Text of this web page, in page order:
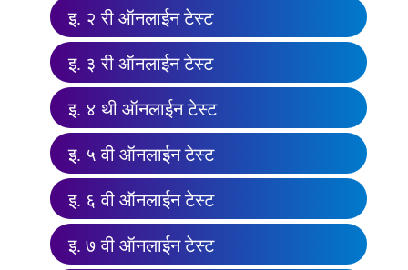
इ. २ री ऑनलाईन टेस्ट
इ. ३ री ऑनलाईन टेस्ट
इ. ४ थी ऑनलाईन टेस्ट
इ. ५ वी ऑनलाईन टेस्ट
इ. ६ वी ऑनलाईन टेस्ट
इ. ७ वी ऑनलाईन टेस्ट